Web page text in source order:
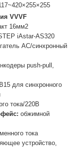
VVVF
16мм2
iAstar-AS320
AC/синхронный
push-pull,
для синхронного
тока/220В
обжимной
тока
устройство,